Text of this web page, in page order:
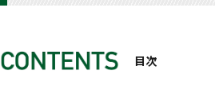
目次